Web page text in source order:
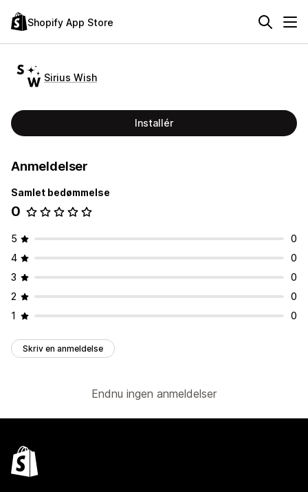
Shopify App Store
Sirius Wish
Installér
Anmeldelser
Samlet bedømmelse
0
5
0
4
0
3
0
2
0
1
0
Skriv en anmeldelse
Endnu ingen anmeldelser